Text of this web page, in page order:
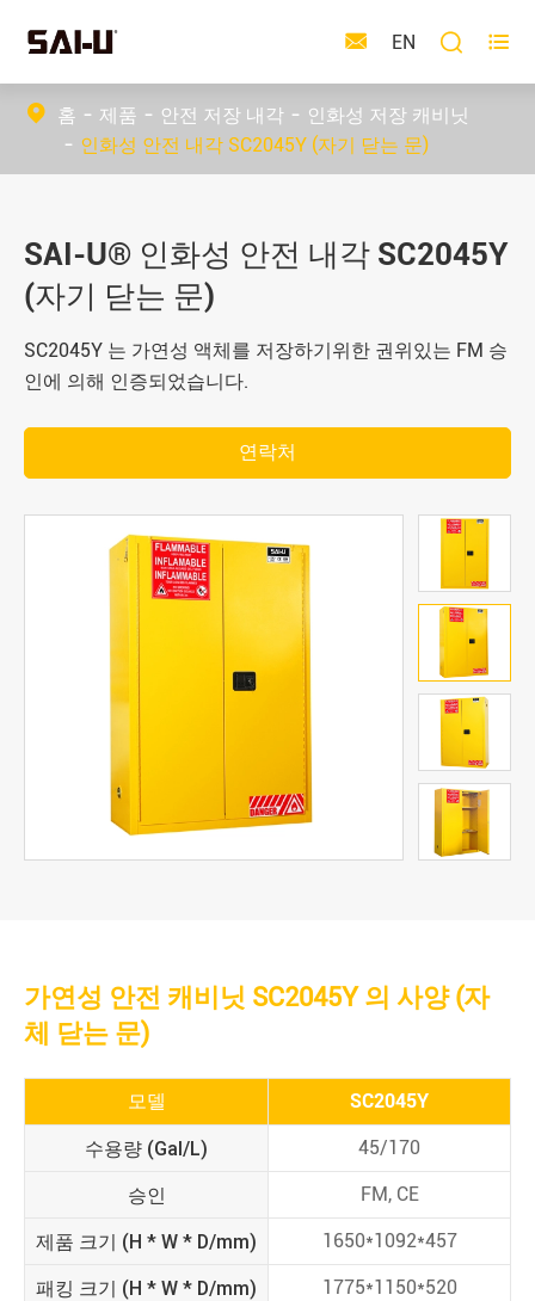
 EN  
홈 제품 안전 저장 내각
인화성 저장 캐비닛
인화성 안전 내각 SC2045Y (자기 닫는 문)
SAI-U® 인화성 안전 내각 SC2045Y
(자기 닫는 문)
SC2045Y 는 가연성 액체를 저장하기위한 권위있는 FM 승
인에 의해 인증되었습니다.
연락처
가연성 안전 캐비닛 SC2045Y 의 사양 (자
체 닫는 문)
모델 SC2045Y
수용량 (Gal/L) 45/170
승인 FM, CE
제품 크기 (H * W * D/mm) 1650*1092*457
패킹 크기 (H * W * D/mm) 1775*1150*520